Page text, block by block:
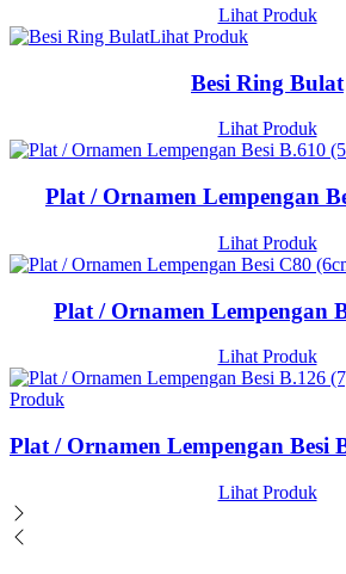
Lihat Produk
Lihat Produk
Besi Ring Bulat
Lihat Produk
Plat / Ornamen Lempengan
Lihat Produk
Plat / Ornamen Lempengan
Lihat Produk
Produk
Plat / Ornamen Lempengan Besi
Lihat Produk